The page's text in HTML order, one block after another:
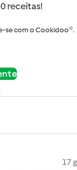
receitas!
se com o Cookidoo®.
17 g